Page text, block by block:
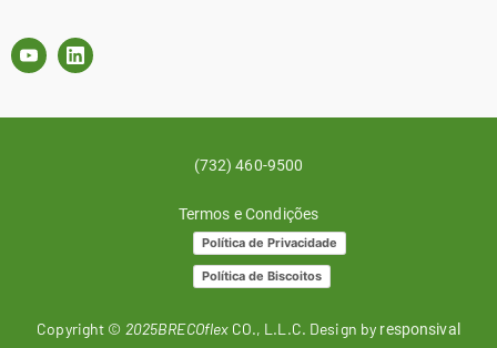
(732) 460-9500
Termos e Condições
Política de Privacidade
Política de Biscoitos
Copyright © 2025BRECOflexCO., L.L.C. Design by responsival